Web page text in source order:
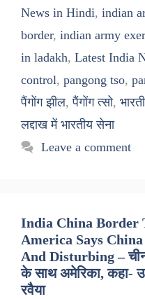
News in Hindi, indian
border, indian army
in ladakh, Latest India
control, pangong tso,
पैंगोंग झील,पैंगोंग त्सो,
लद्दाख में भारतीय सेना
Leave a comment
India China Border
America Says
And Disturbing –
के साथ अमेरिका, कहा-
रवैया